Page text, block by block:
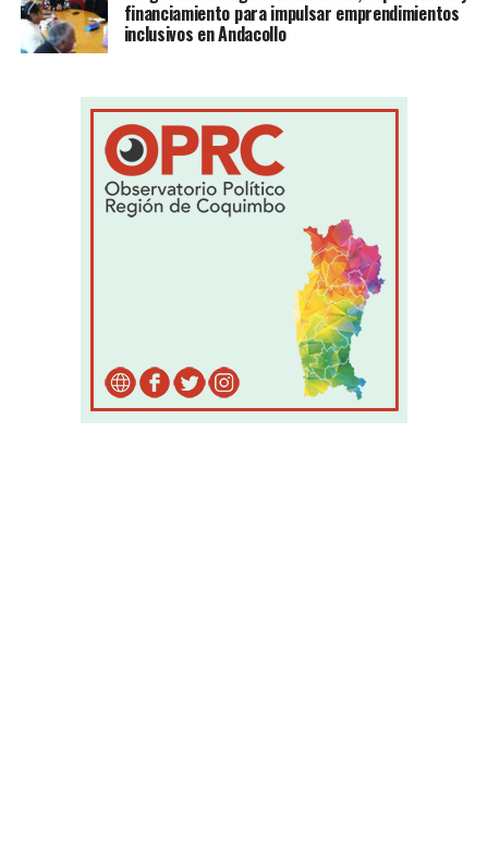
financiamiento para impulsar emprendimientos
inclusivos en Andacollo